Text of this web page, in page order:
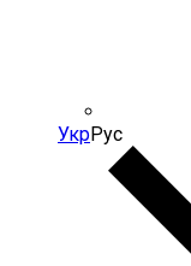
УкрРус